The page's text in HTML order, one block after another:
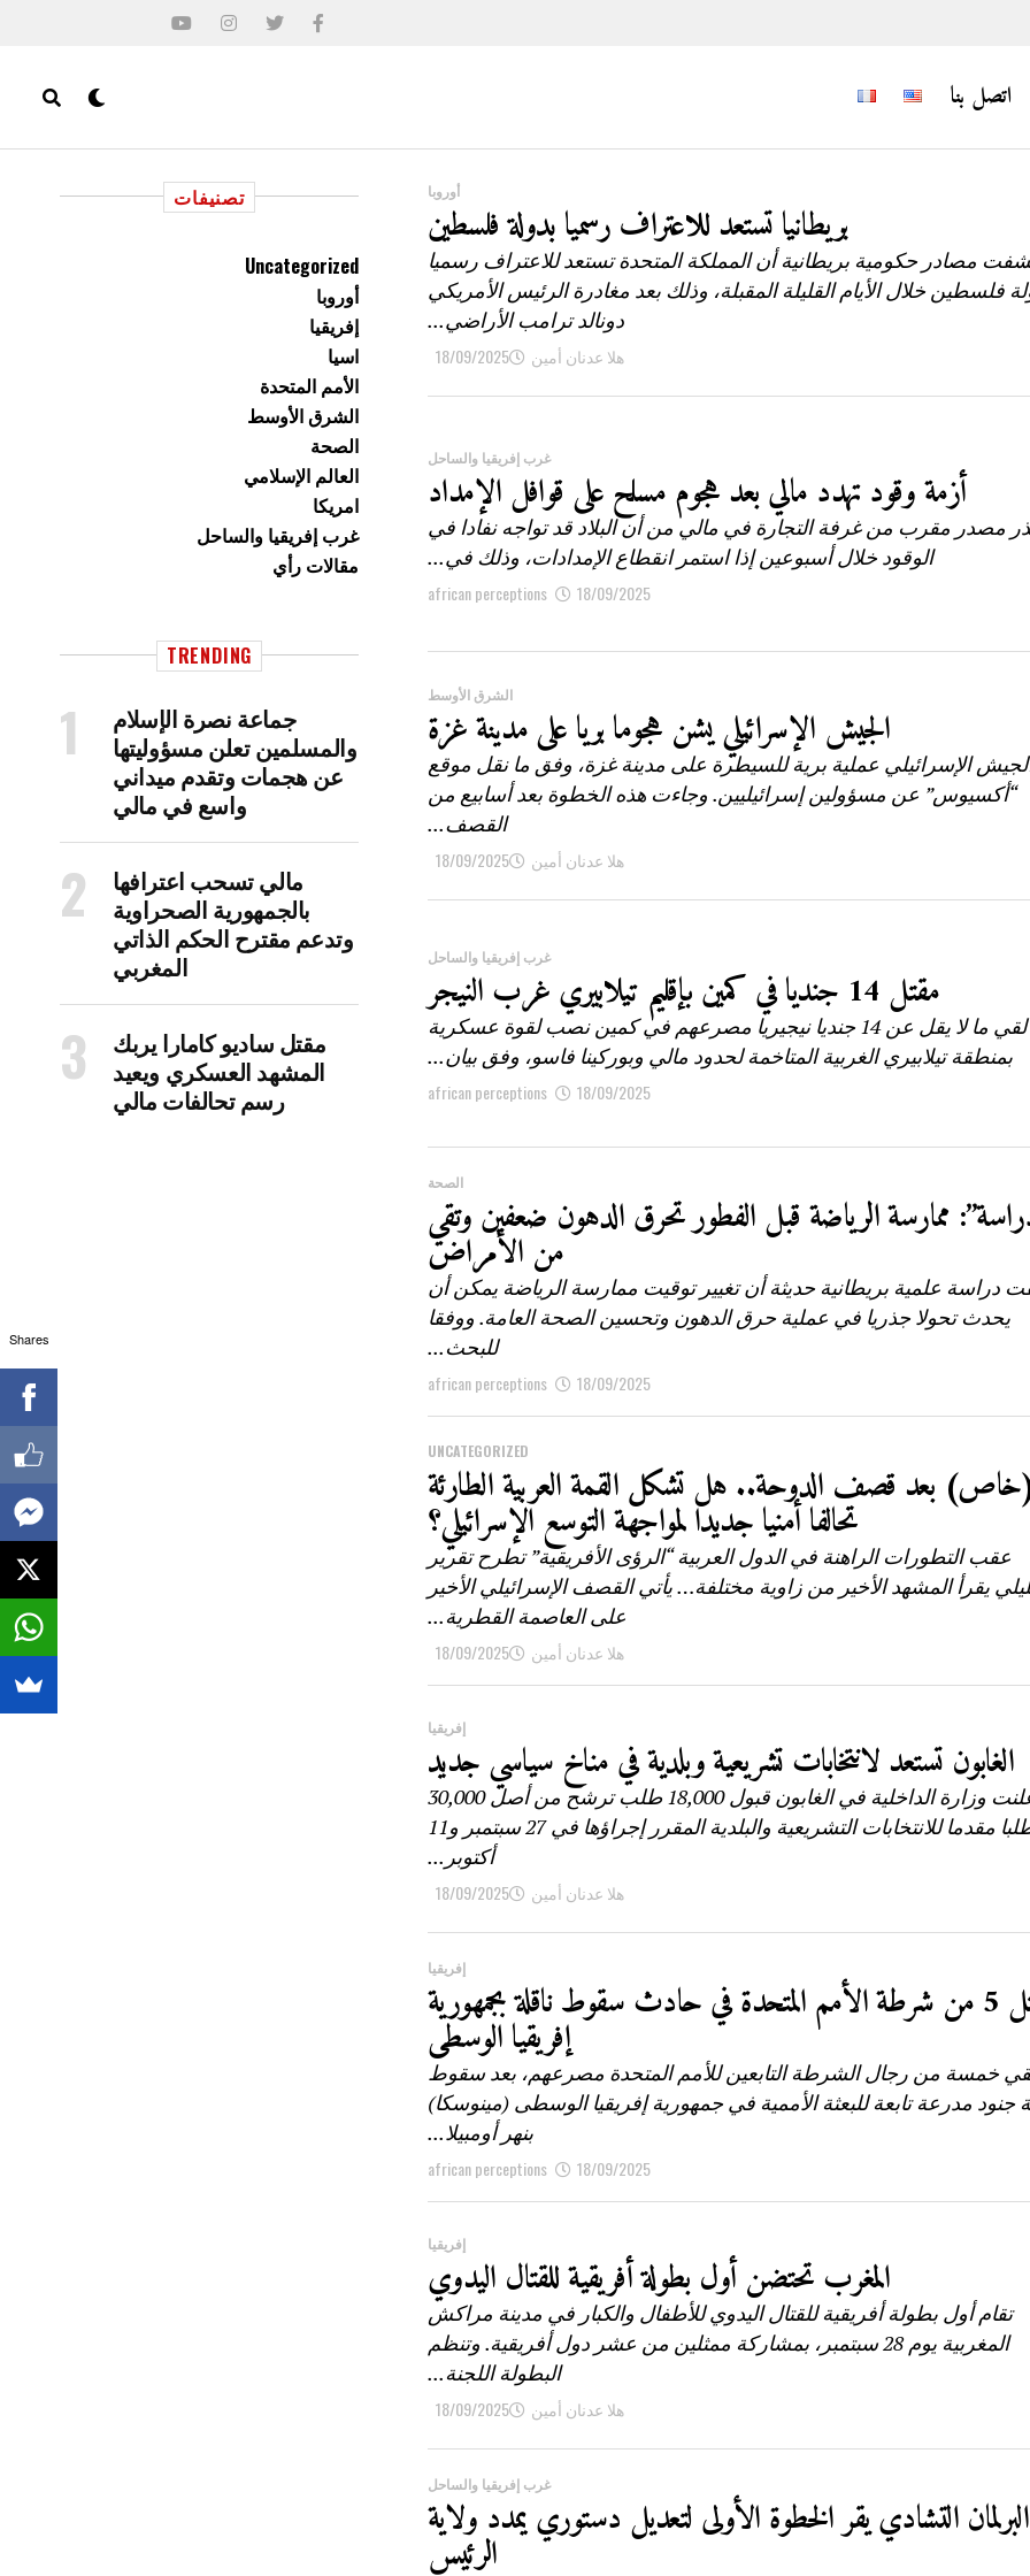
اتصل بنا
أوروبا
بريطانيا تستعد للاعتراف رسميا بدولة فلسطين
مصادر حكومية بريطانية أن المملكة المتحدة تستعد للاعتراف رسميا
فلسطين خلال الأيام القليلة المقبلة، وذلك بعد مغادرة الرئيس الأمريكي
دونالد ترامب الأراضي...
هلا عدنان أمين 18/09/2025
غرب إفريقيا والساحل
أزمة وقود تهدد مالي بعد هجوم مسلح على قوافل الإمداد
مصدر مقرب من غرفة التجارة في مالي من أن البلاد قد تواجه نفادا في
الوقود خلال أسبوعين إذا استمر انقطاع الإمدادات، وذلك في...
african perceptions 18/09/2025
الشرق الأوسط
الجيش الإسرائيلي يشن هجوما بريا على مدينة غزة
الإسرائيلي عملية برية للسيطرة على مدينة غزة، وفق ما نقل موقع
“أكسيوس” عن مسؤولين إسرائيليين. وجاءت هذه الخطوة بعد أسابيع من
القصف...
هلا عدنان أمين 18/09/2025
غرب إفريقيا والساحل
مقتل 14 جنديا في كمين بإقليم تيلابيري غرب النيجر
لقي ما لا يقل عن 14 جنديا نيجيريا مصرعهم في كمين نصب لقوة عسكرية
بمنطقة تيلابيري الغربية المتاخمة لحدود مالي وبوركينا فاسو، وفق بيان...
african perceptions 18/09/2025
الصحة
ممارسة الرياضة قبل الفطور تحرق الدهون ضعفين وتقي
من الأمراض
دراسة علمية بريطانية حديثة أن تغيير توقيت ممارسة الرياضة يمكن أن
يحدث تحولا جذريا في عملية حرق الدهون وتحسين الصحة العامة. ووفقا
للبحث...
african perceptions 18/09/2025
UNCATEGORIZED
بعد قصف الدوحة.. هل تشكل القمة العربية الطارئة
تحالفا أمنيا جديدا لمواجهة التوسع الإسرائيلي؟
عقب التطورات الراهنة في الدول العربية “الرؤى الأفريقية” تطرح تقرير
يقرأ المشهد الأخير من زاوية مختلفة… يأتي القصف الإسرائيلي الأخير
على العاصمة القطرية...
هلا عدنان أمين 18/09/2025
إفريقيا
الغابون تستعد لانتخابات تشريعية وبلدية في مناخ سياسي جديد
أعلنت وزارة الداخلية في الغابون قبول 18,000 طلب ترشح من أصل 30,000
طلبا مقدما للانتخابات التشريعية والبلدية المقرر إجراؤها في 27 سبتمبر و11
أكتوبر...
هلا عدنان أمين 18/09/2025
إفريقيا
مقتل 5 من شرطة الأمم المتحدة في حادث سقوط ناقلة بجمهورية
إفريقيا الوسطى
خمسة من رجال الشرطة التابعين للأمم المتحدة مصرعهم، بعد سقوط
جنود مدرعة تابعة للبعثة الأممية في جمهورية إفريقيا الوسطى (مينوسكا)
بنهر أومبيلا...
african perceptions 18/09/2025
إفريقيا
المغرب تحتضن أول بطولة أفريقية للقتال اليدوي
تقام أول بطولة أفريقية للقتال اليدوي للأطفال والكبار في مدينة مراكش
المغربية يوم 28 سبتمبر، بمشاركة ممثلين من عشر دول أفريقية. وتنظم
البطولة اللجنة...
هلا عدنان أمين 18/09/2025
غرب إفريقيا والساحل
البرلمان التشادي يقر الخطوة الأولى لتعديل دستوري يمدد ولاية
الرئيس
تصنيفات
Uncategorized
أوروبا
إفريقيا
اسيا
الأمم المتحدة
الشرق الأوسط
الصحة
العالم الإسلامي
امريكا
غرب إفريقيا والساحل
مقالات رأي
TRENDING
جماعة نصرة الإسلام
والمسلمين تعلن مسؤوليتها
عن هجمات وتقدم ميداني
واسع في مالي
مالي تسحب اعترافها
بالجمهورية الصحراوية
وتدعم مقترح الحكم الذاتي
المغربي
مقتل ساديو كامارا يربك
المشهد العسكري ويعيد
رسم تحالفات مالي
Shares